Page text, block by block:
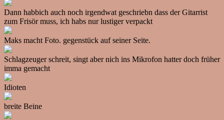
Dann habbich auch noch irgendwat geschriebn dass der Gitarrist
zum Frisör muss, ich habs nur lustiger verpackt
Maks macht Foto. gegenstück auf seiner Seite.
Schlagzeuger schreit, singt aber nich ins Mikrofon hatter doch früher
imma gemacht
Idioten
breite Beine